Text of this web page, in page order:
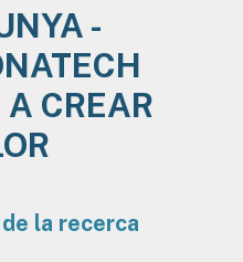
-
A CREAR
la recerca